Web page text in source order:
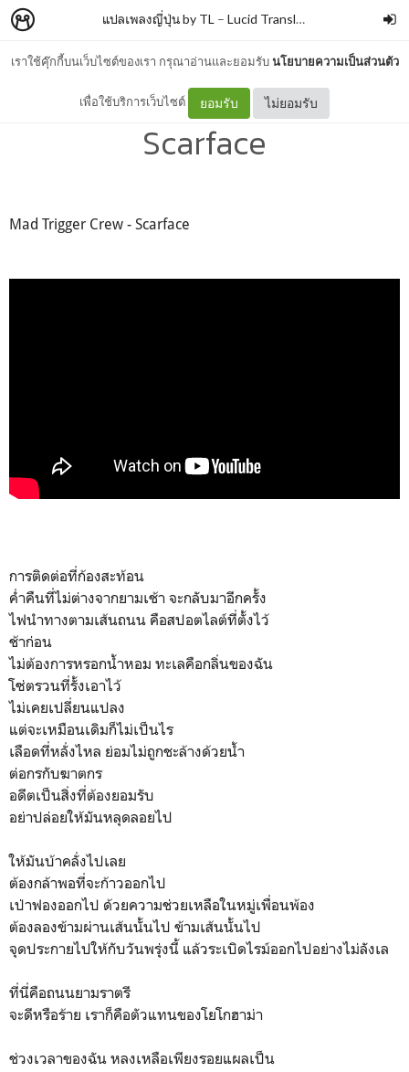
เราใช้คุ๊กกี้บนเว็บไซต์ของเรา กรุณาอ่านและยอมรับนโยบายความเป็นส่วนตัว
เพื่อใช้บริการเว็บไซต์ ยอมรับ ไม่ยอมรับ
แปลเพลงญี่ปุ่น by TL – Lucid Translation
Mad Trigger Crew -
Scarface
Mad Trigger Crew - Scarface
การติดต่อที่ก้องสะท้อน
ค่ำคืนที่ไม่ต่างจากยามเช้า จะกลับมาอีกครั้ง
ไฟนำทางตามเส้นถนน คือสปอตไลต์ที่ตั้งไว้
ช้าก่อน
ไม่ต้องการหรอกน้ำหอม ทะเลคือกลิ่นของฉัน
โซ่ตรวนที่รั้งเอาไว้
ไม่เคยเปลี่ยนแปลง
แต่จะเหมือนเดิมก็ไม่เป็นไร
เลือดที่หลั่งไหล ย่อมไม่ถูกชะล้างด้วยน้ำ
ต่อกรกับฆาตกร
อดีตเป็นสิ่งที่ต้องยอมรับ
อย่าปล่อยให้มันหลุดลอยไป
ให้มันบ้าคลั่งไปเลย
ต้องกล้าพอที่จะก้าวออกไป
เป่าฟองออกไป ด้วยความช่วยเหลือในหมู่เพื่อนพ้อง
ต้องลองข้ามผ่านเส้นนั้นไป ข้ามเส้นนั้นไป
จุดประกายไปให้กับวันพรุ่งนี้ แล้วระเบิดไรม์ออกไปอย่างไม่ลังเล
ที่นี่คือถนนยามราตรี
จะดีหรือร้าย เราก็คือตัวแทนของโยโกฮาม่า
ช่วงเวลาของฉัน หลงเหลือเพียงรอยแผลเป็น